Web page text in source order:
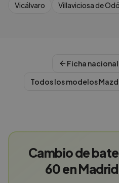
Vicálvaro
Villaviciosa de
Ficha nacional
Todos los modelos
Cambio de
60 en